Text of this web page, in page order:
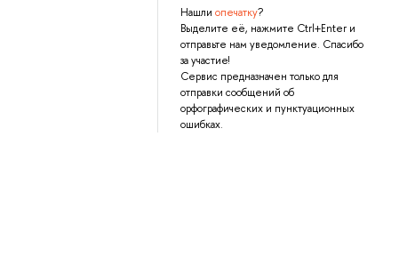
Нашли опечатку?
Выделите её, нажмите Ctrl+Enter и
отправьте нам уведомление. Спасибо
за участие!
Сервис предназначен только для
отправки сообщений об
орфографических и пунктуационных
ошибках.